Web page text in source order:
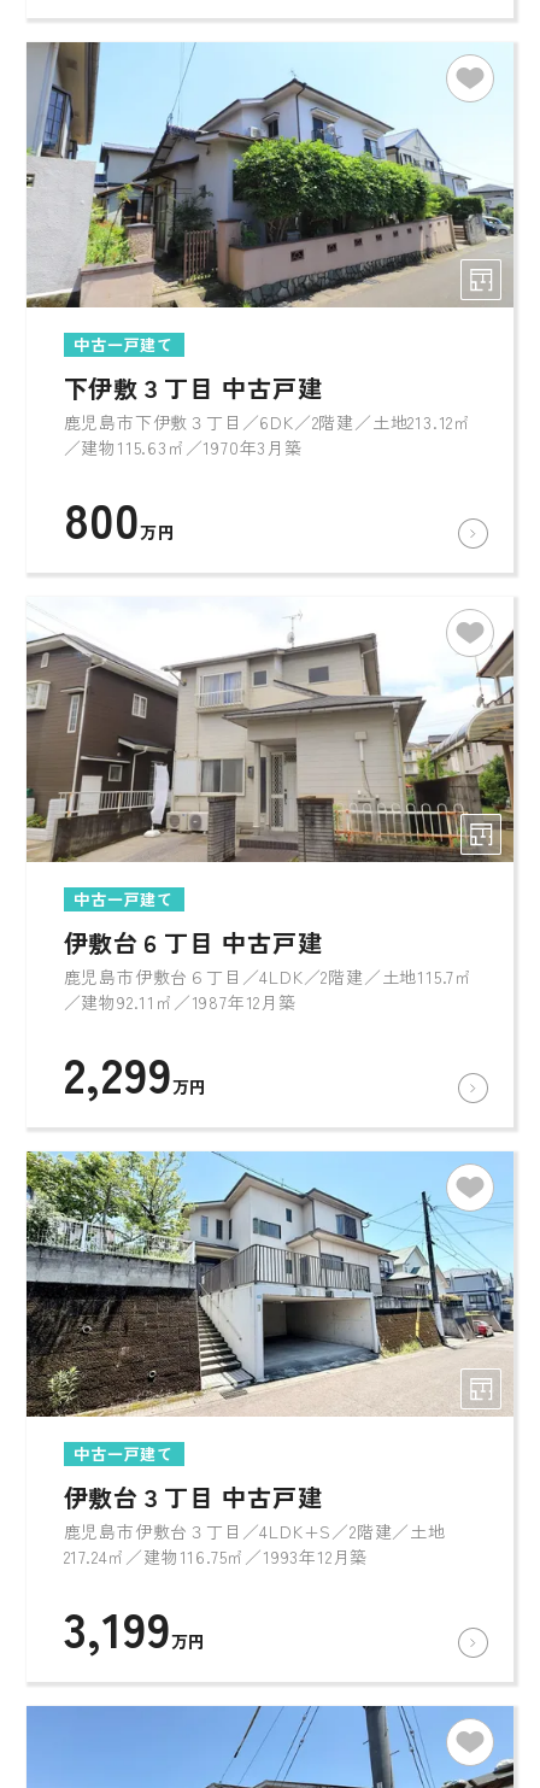
中古一戸建て
下伊敷３丁目 中古戸建
鹿児島市下伊敷３丁目／6DK／2階建／土地213.12㎡
／建物115.63㎡／1970年3月築
800万円
中古一戸建て
伊敷台６丁目 中古戸建
鹿児島市伊敷台６丁目／4LDK／2階建／土地115.7㎡
／建物92.11㎡／1987年12月築
2,299万円
中古一戸建て
伊敷台３丁目 中古戸建
鹿児島市伊敷台３丁目／4LDK+S／2階建／土地
217.24㎡／建物116.75㎡／1993年12月築
3,199万円